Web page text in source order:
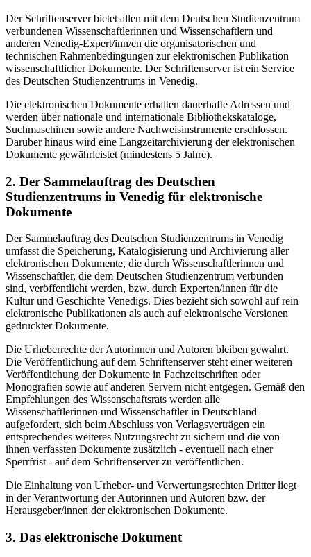
Der Schriftenserver bietet allen mit dem Deutschen Studienzentrum
verbundenen Wissenschaftlerinnen und Wissenschaftlern und
anderen Venedig-Expert/inn/en die organisatorischen und
technischen Rahmenbedingungen zur elektronischen Publikation
wissenschaftlicher Dokumente. Der Schriftenserver ist ein Service
des Deutschen Studienzentrums in Venedig.
Die elektronischen Dokumente erhalten dauerhafte Adressen und
werden über nationale und internationale Bibliothekskataloge,
Suchmaschinen sowie andere Nachweisinstrumente erschlossen.
Darüber hinaus wird eine Langzeitarchivierung der elektronischen
Dokumente gewährleistet (mindestens 5 Jahre).
2. Der Sammelauftrag des Deutschen
Studienzentrums in Venedig für elektronische
Dokumente
Der Sammelauftrag des Deutschen Studienzentrums in Venedig
umfasst die Speicherung, Katalogisierung und Archivierung aller
elektronischen Dokumente, die durch Wissenschaftlerinnen und
Wissenschaftler, die dem Deutschen Studienzentrum verbunden
sind, veröffentlicht werden, bzw. durch Experten/innen für die
Kultur und Geschichte Venedigs. Dies bezieht sich sowohl auf rein
elektronische Publikationen als auch auf elektronische Versionen
gedruckter Dokumente.
Die Urheberrechte der Autorinnen und Autoren bleiben gewahrt.
Die Veröffentlichung auf dem Schriftenserver steht einer weiteren
Veröffentlichung der Dokumente in Fachzeitschriften oder
Monografien sowie auf anderen Servern nicht entgegen. Gemäß den
Empfehlungen des Wissenschaftsrats werden alle
Wissenschaftlerinnen und Wissenschaftler in Deutschland
aufgefordert, sich beim Abschluss von Verlagsverträgen ein
entsprechendes weiteres Nutzungsrecht zu sichern und die von
ihnen verfassten Dokumente zusätzlich - eventuell nach einer
Sperrfrist - auf dem Schriftenserver zu veröffentlichen.
Die Einhaltung von Urheber- und Verwertungsrechten Dritter liegt
in der Verantwortung der Autorinnen und Autoren bzw. der
Herausgeber/innen der elektronischen Dokumente.
3. Das elektronische Dokument